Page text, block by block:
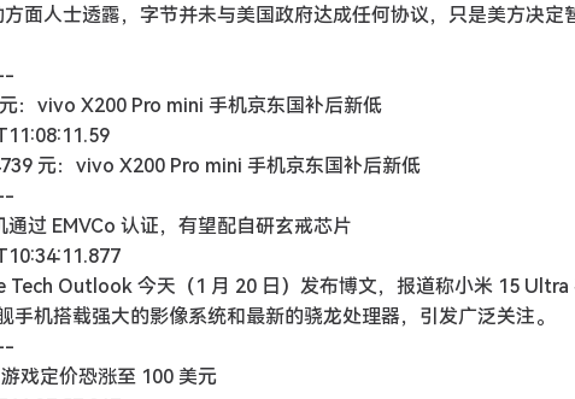
面人士透露，字节并未与美国政府达成任何协议，只是美方决定
：vivo X200 Pro mini 手机京东国补后新低
元：vivo X200 Pro mini 手机京东国补后新低
过 EMVCo 认证，有望配自研玄戒芯片
Tech Outlook 今天（1 月 20 日）发布博文，报道称小米 15 Ultra
手机搭载强大的影像系统和最新的骁龙处理器，引发广泛关注。
戏定价恐涨至 100 美元